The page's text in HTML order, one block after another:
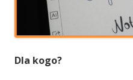
Dla kogo?